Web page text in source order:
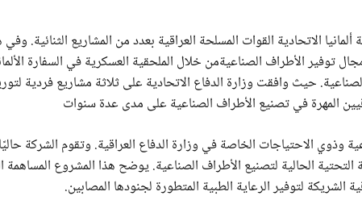
الاتحادية القوات المسلحة العراقية بعدد من المشاريع الثنائية. وفي
من خلال الملحقية العسكرية في السفارة
حيث وافقت وزارة الدفاع الاتحادية على ثلاثة مشاريع فردية
وذوي الاحتياجات الخاصة في وزارة الدفاع العراقية. وتقوم الشركة
ألمانية من 13 كانون الثاني 2025، في البنية التحتية الحالية لتصنيع الأطراف الصناعية. يوضح هذا المشروع
الشريكة لتوفير الرعاية الطبية المتطورة لجنودها المصابين.